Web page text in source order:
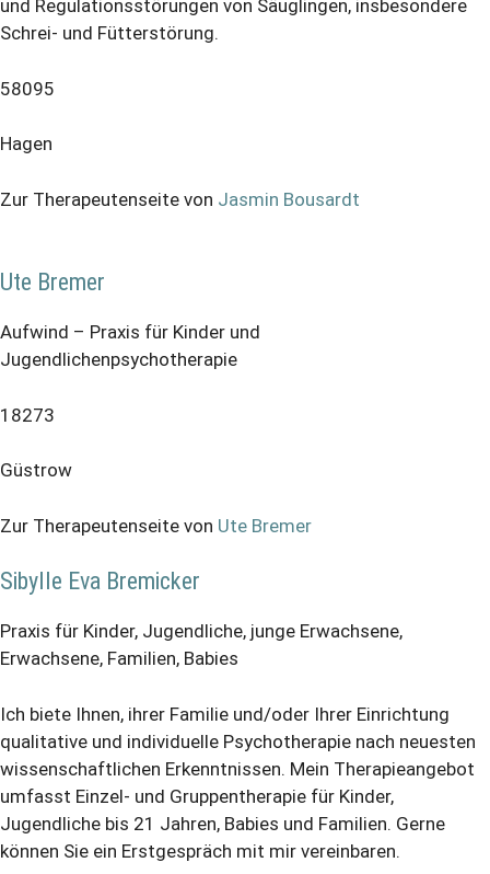
und Regulationsstörungen von Säuglingen, insbesondere
Schrei- und Fütterstörung.
58095
Hagen
Zur Therapeutenseite von Jasmin Bousardt
Ute Bremer
Aufwind – Praxis für Kinder und
Jugendlichenpsychotherapie
18273
Güstrow
Zur Therapeutenseite von Ute Bremer
Sibylle Eva Bremicker
Praxis für Kinder, Jugendliche, junge Erwachsene,
Erwachsene, Familien, Babies
Ich biete Ihnen, ihrer Familie und/oder Ihrer Einrichtung
qualitative und individuelle Psychotherapie nach neuesten
wissenschaftlichen Erkenntnissen. Mein Therapieangebot
umfasst Einzel- und Gruppentherapie für Kinder,
Jugendliche bis 21 Jahren, Babies und Familien. Gerne
können Sie ein Erstgespräch mit mir vereinbaren.